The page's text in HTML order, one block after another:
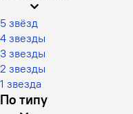
5 звёзд
4 звезды
3 звезды
2 звезды
1 звезда
По типу